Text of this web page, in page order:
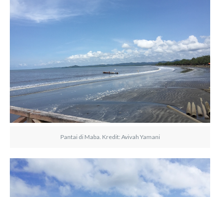
Pantai di Maba. Kredit: Avivah Yamani